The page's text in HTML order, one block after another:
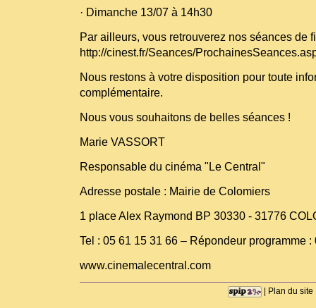
· Dimanche 13/07 à 14h30
Par ailleurs, vous retrouverez nos séances de
http://cinest.fr/Seances/
Nous restons à votre disposition pour toute
complémentaire.
Nous vous souhaitons de belles séances !
Marie VASSORT
Responsable du cinéma "Le Central"
Adresse postale : Mairie de Colomiers
1 place Alex Raymond BP 30330 - 31776
Tel : 05 61 15 31 66 – Répondeur programme :
www.cinemalecentral.com
| Plan du site